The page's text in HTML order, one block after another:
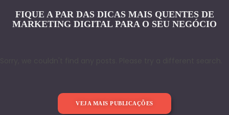
FIQUE A PAR DAS DICAS MAIS QUENTES DE
MARKETING DIGITAL PARA O SEU NEGÓCIO
VEJA MAIS PUBLICAÇÕES